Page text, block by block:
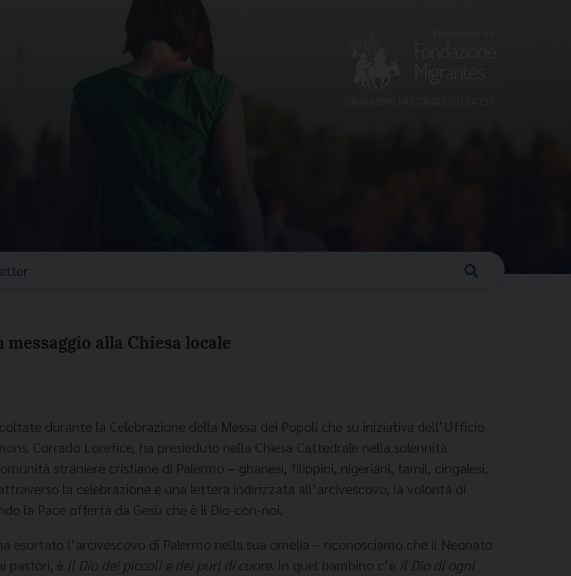
alla Chiesa locale
durante la Celebrazione della Messa dei Popoli che su iniziativa dell’Ufficio
Corrado Lorefice, ha presieduto nella Chiesa Cattedrale nella solennità
straniere cristiane di Palermo – ghanesi, filippini, nigeriani, tamil, cingalesi,
la celebrazione e una lettera indirizzata all’arcivescovo, la volontà di
la Pace offerta da Gesù che è il Dio-con-noi.
esortato l’arcivescovo di Palermo nella sua omelia – riconosciamo che il Neonato
pastori, è il Dio dei piccoli e dei puri di cuore. In quel bambino c’è il Dio di ogni